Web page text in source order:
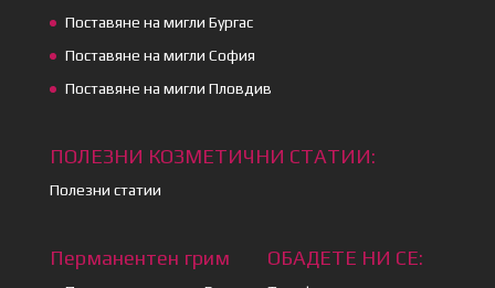
Поставяне на мигли Бургас
Поставяне на мигли София
Поставяне на мигли Пловдив
ПОЛЕЗНИ КОЗМЕТИЧНИ СТАТИИ:
Полезни статии
Перманентен грим ОБАДЕТЕ НИ СЕ: